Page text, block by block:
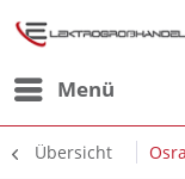
Menü
Übersicht